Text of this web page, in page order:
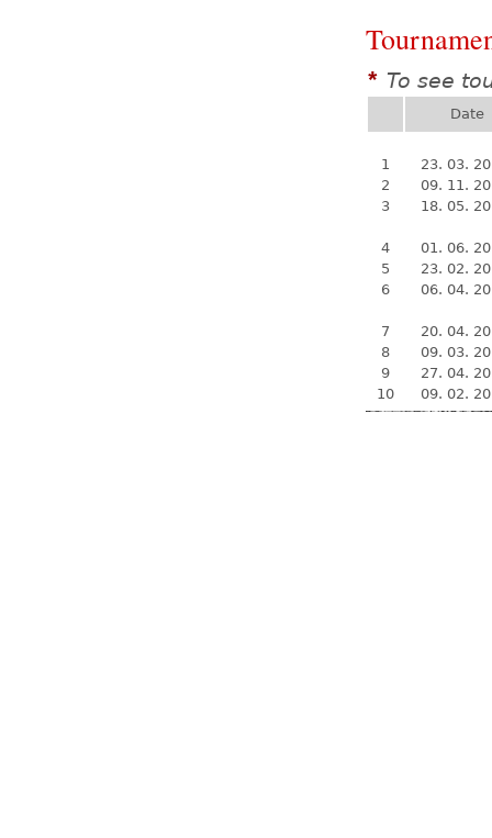
* To see
Date
1
23. 03.
2
09. 11.
3
18. 05.
4
01. 06.
5
23. 02.
6
06. 04.
7
20. 04.
8
09. 03.
9
27. 04.
10
09. 02.